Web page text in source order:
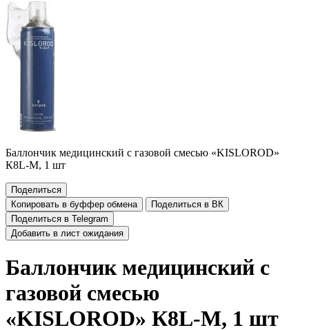
Баллончик медицинский с газовой смесью «KISLOROD»
К8L-М, 1 шт
Поделиться
Копировать в буффер обмена
Поделиться в ВК
Поделиться в Telegram
Добавить в лист ожидания
Баллончик медицинский с
газовой смесью
«KISLOROD» К8L-М, 1 шт